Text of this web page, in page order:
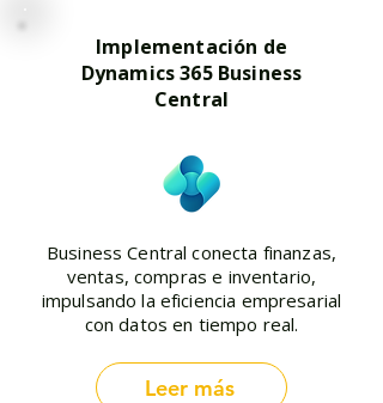
Implementación de
Dynamics 365 Business
Central
Business Central conecta finanzas,
ventas, compras e inventario,
impulsando la eficiencia empresarial
con datos en tiempo real.
Leer más